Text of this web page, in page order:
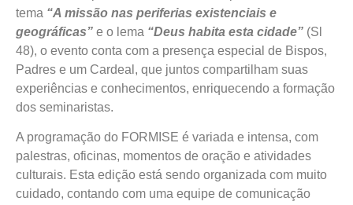
tema “A missão nas periferias existenciais e
geográficas” e o lema “Deus habita esta cidade” (Sl
48), o evento conta com a presença especial de Bispos,
Padres e um Cardeal, que juntos compartilham suas
experiências e conhecimentos, enriquecendo a formação
dos seminaristas.
A programação do FORMISE é variada e intensa, com
palestras, oficinas, momentos de oração e atividades
culturais. Esta edição está sendo organizada com muito
cuidado, contando com uma equipe de comunicação